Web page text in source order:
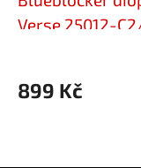
Verse 25012-
899 Kč